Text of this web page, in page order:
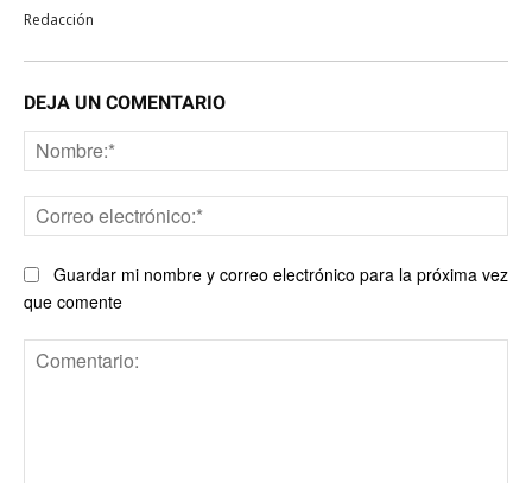
Redacción
DEJA UN COMENTARIO
Guardar mi nombre y correo electrónico para la próxima vez
que comente